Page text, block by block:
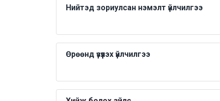
Нийтэд зориулсан нэмэлт үйлчилгээ
Өрөөнд үзүүлэх үйлчилгээ